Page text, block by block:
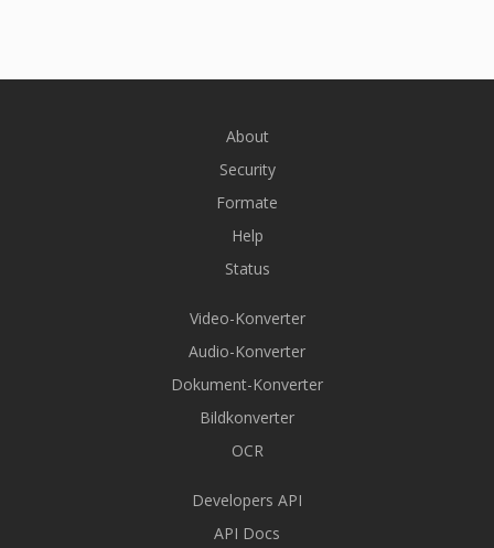
About
Security
Formate
Help
Status
Video-Konverter
Audio-Konverter
Dokument-Konverter
Bildkonverter
OCR
Developers API
API Docs